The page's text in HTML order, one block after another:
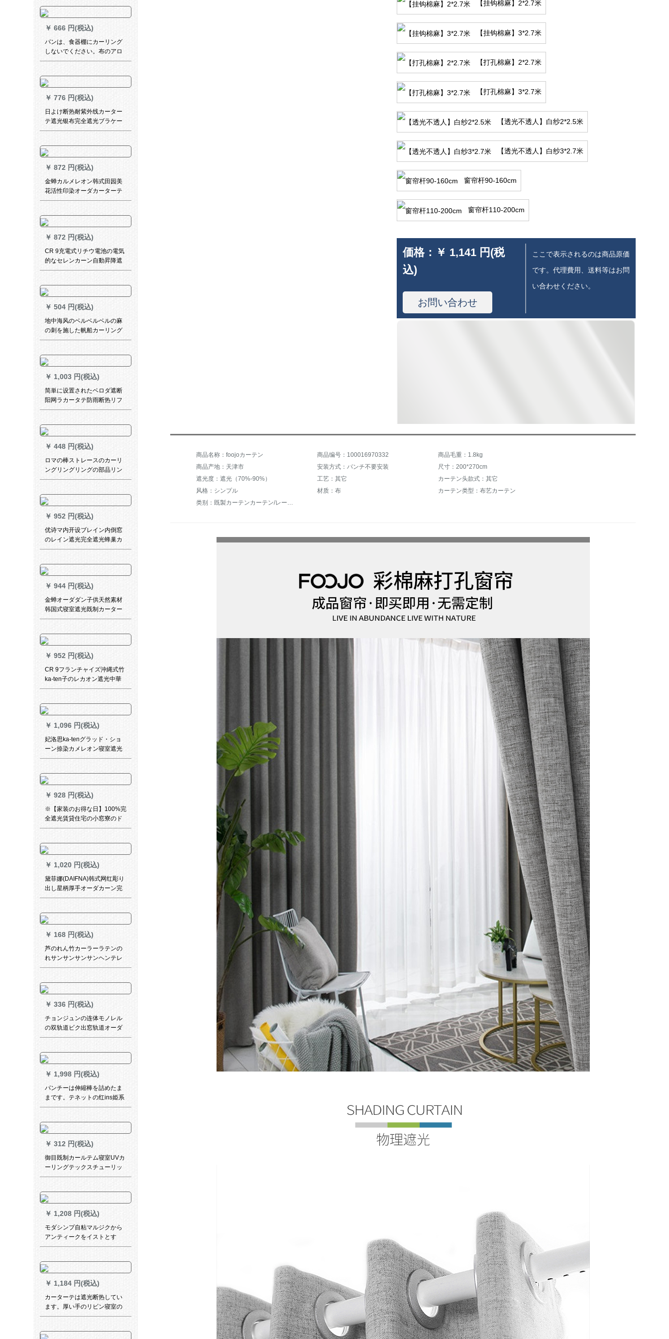
ショートカーンは伸び縮み棒
（1.15-1.75メートル）の糸
2.6幅*1.7高（単開式）を配合
しています。
￥ 666 円(税込)
パンは、食器棚にカーリング
しないでください。布のアロ
ーンを遮らないでください。
の本箪笥は防塵です。断热の
リ－ディグです。叶子紫中分
式のベルト(伸縮棒/マット両用
の幅は85高180 cmです。
￥ 776 円(税込)
日よけ断热耐紫外线カーター
テ遮光银布完全遮光ブラケー
ステ`ン日よけ断热UVカータ
ーリング寝室リングビン4.0枚
*1.9高単独用厚手-银色朝室内
￥ 872 円(税込)
金蝉カルメレオン韩式田园美
花活性印染オーダカーターテ
ーン寝室既制カメレオン
￥ 872 円(税込)
CR 9充電式リチウ電池の電気
的なセレンカーン自動昇降遮
光オフス防水完全遮光オレフ
￥ 504 円(税込)
地中海风のベルベルベルの麻
の刺を施した帆船カーリング
リングのテーリングリングリ
供供给部屋の窓カーリングリ
ングリングリングシステムド1
メ`トル
￥ 1,003 円(税込)
简単に设置されたベロダ遮断
阳网ラカータテ防雨断热リフ
トカーンティィは风和雪を防
インレインレインカーンで
す。1.8 m×1.8 m
￥ 448 円(税込)
ロマの棒ストレースのカーリ
ングリングリングの部品リン
グリングリングリングリング
ングリングリングリングリン
グリングリングリングリング
リングリングのカーリングリ
ングリングリングのボンテー
クの内径は38 mm 40です。
￥ 952 円(税込)
优诗マ内开设ブレイン内倒窓
のレイン遮光完全遮光蜂巢カ
ーターテン白完全遮光平方メ
￥ 944 円(税込)
金蝉オーダダン子供天然素材
韩国式寝室遮光既制カーター
テン出窓星の梦青布カーン-フ
￥ 952 円(税込)
CR 9フランチャイズ沖縄式竹
ka-ten子のレカオン遮光中華
と風茶楼茶室断熱禅意紫MK-
￥ 1,096 円(税込)
妃洛思ka-tenグラッド・ショ
ーン捺染カメレオン寝室遮光
カーン・テーラー・布(フーク
トルの高さ一枚
￥ 928 円(税込)
※【家装のお得な日】100%完
全遮光賃貸住宅の小窓寮のド
アッパイは、簡易メニをライ
ーリングジッは7019%遮光银
星ピンクの布1.5メトル幅1.8
メトルの高さになっていま
す。
￥ 1,020 円(税込)
黛菲娜(DAIFNA)韩式网红彫り
出し星柄厚手オーダカーン完
全遮光リビエン寝室ins stal既
ン2.4枚*2.7高单片
￥ 168 円(税込)
芦のれん竹カーラーラテンの
れサンサンサンサンヘンテレ
ンドテルテルテルテルビのテ
色カーラテテン幅100*长さ
200 cm
￥ 336 円(税込)
チョンジュンの连体モノレル
の双轨道ビク出窓轨道オーダ
ドレールのテーラー轨道は何
￥ 1,998 円(税込)
パンチーは伸縮棒を詰めたま
まです。テネットの红ins姫系
寝室の少女は窓の外窓の遮光
灰色の透かし棒+星明り2.4枚
*2.0高(ダブオールプロ)です。
￥ 312 円(税込)
御目既制カールテム寝室UVカ
ーリングテックスチューリッ
プの米黄幅1.5高2.0フルク
￥ 1,208 円(税込)
モダシンプ自粘マルジクから
アンティークをイストとす
る。姫系遮光寝室の窓カード
でください。テ`ルン既制のカ
ーンテ`ジ。テ-ンパープルの自
贴の款幅は1.0 x高2.6枚です。
￥ 1,184 円(税込)
カーターテは遮光断热してい
ます。厚い手のリビン寝室の
窓カードテは厚い手-コーヒ
【挂钩棉麻】2*2.7米
【挂钩棉麻】3*2.7米
【打孔棉麻】2*2.7米
【打孔棉麻】3*2.7米
【透光不透人】白纱2*2.5米
【透光不透人】白纱3*2.7米
窗帘杆90-160cm
窗帘杆110-200cm
価格： ￥ 1,141 円(税
込)
お問い合わせ
ここで表示されるのは商品原価
です。代理費用、送料等はお問
い合わせください。
商品名称：foojoカーテン 商品编号：100016970332
商品毛重：1.8kg
商品产地：天津市
安装方式：パンチ不要安装
尺寸：200*270cm
遮光度：遮光（70%-90%）
工艺：其它
カーテン头款式：其它
风格：シンプル
材质：布
カーテン类型：布艺カーテン